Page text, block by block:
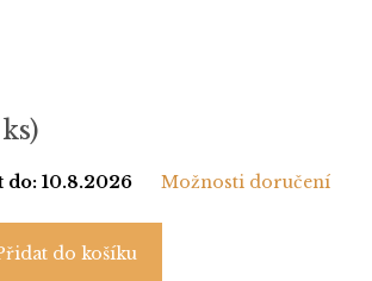
do: 10.8.2026 Možnosti doručení
do košíku